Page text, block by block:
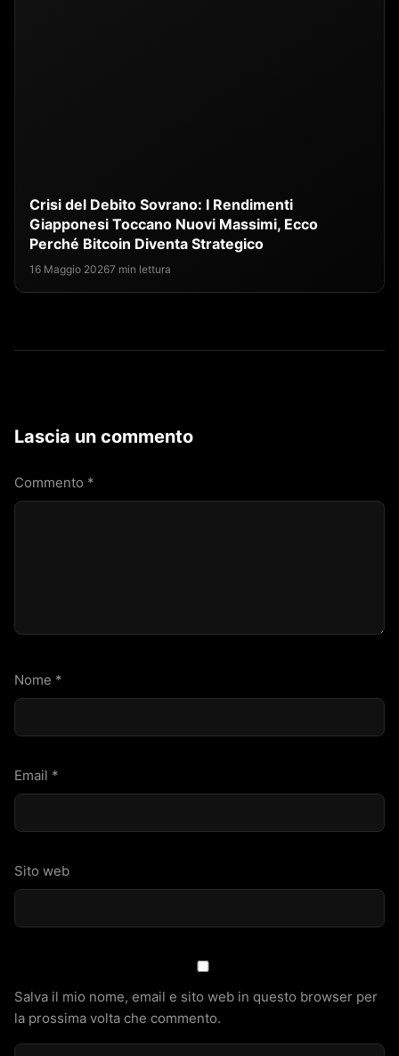
Crisi del Debito Sovrano: I Rendimenti
Giapponesi Toccano Nuovi Massimi, Ecco
Perché Bitcoin Diventa Strategico
16 Maggio 20267 min lettura
Lascia un commento
Commento *
Nome *
Email *
Sito web
Salva il mio nome, email e sito web in questo browser per
la prossima volta che commento.